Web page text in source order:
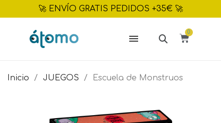
🚀 ENVÍO GRATIS PEDIDOS +35€ 🚀
Inicio JUEGOS Escuela de Monstruos